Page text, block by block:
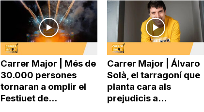
Carrer Major | Més de
30.000 persones
tornaran a omplir el
Festiuet de...
Carrer Major | Álvaro
Solà, el tarragoní que
planta cara als
prejudicis a...